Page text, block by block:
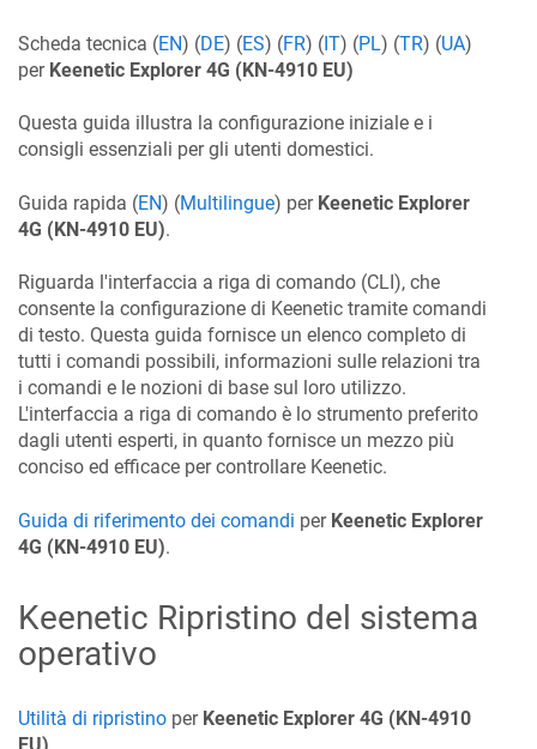
Scheda tecnica (EN) (DE) (ES) (FR) (IT) (PL) (TR) (UA)
per Keenetic Explorer 4G (KN-4910 EU)
Questa guida illustra la configurazione iniziale e i
consigli essenziali per gli utenti domestici.
Guida rapida (EN) (Multilingue) per Keenetic Explorer
4G (KN-4910 EU).
Riguarda l'interfaccia a riga di comando (CLI), che
consente la configurazione di Keenetic tramite comandi
di testo. Questa guida fornisce un elenco completo di
tutti i comandi possibili, informazioni sulle relazioni tra
i comandi e le nozioni di base sul loro utilizzo.
L'interfaccia a riga di comando è lo strumento preferito
dagli utenti esperti, in quanto fornisce un mezzo più
conciso ed efficace per controllare Keenetic.
Guida di riferimento dei comandi per Keenetic Explorer
4G (KN-4910 EU).
Keenetic Ripristino del sistema
operativo
Utilità di ripristino per Keenetic Explorer 4G (KN-4910